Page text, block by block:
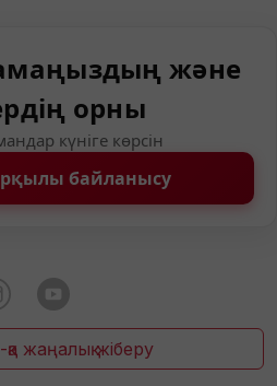
және
орны
күніге көрсін
байланысу
жаңалық жіберу